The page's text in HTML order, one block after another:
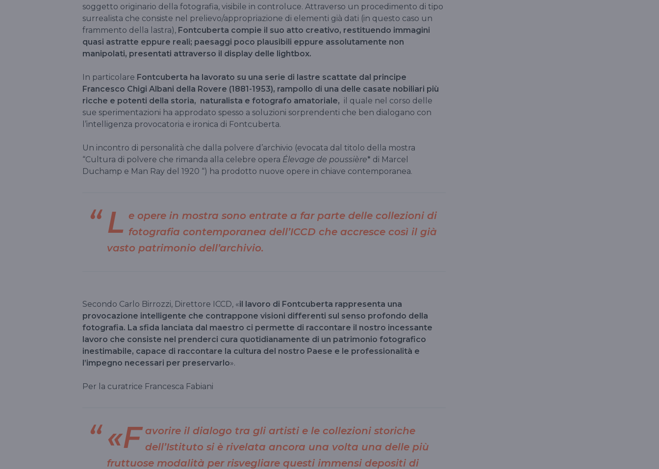
soggetto originario della fotografia, visibile in controluce. Attraverso un procedimento di tipo
surrealista che consiste nel prelievo/appropriazione di elementi già dati (in questo caso un
frammento della lastra), Fontcuberta compie il suo atto creativo, restituendo immagini
quasi astratte eppure reali; paesaggi poco plausibili eppure assolutamente non
manipolati, presentati attraverso il display delle lightbox.
In particolare Fontcuberta ha lavorato su una serie di lastre scattate dal principe
Francesco Chigi Albani della Rovere (1881-1953), rampollo di una delle casate nobiliari più
ricche e potenti della storia, naturalista e fotografo amatoriale, il quale nel corso delle
sue sperimentazioni ha approdato spesso a soluzioni sorprendenti che ben dialogano con
l’intelligenza provocatoria e ironica di Fontcuberta.
Un incontro di personalità che dalla polvere d’archivio (evocata dal titolo della mostra
“Cultura di polvere che rimanda alla celebre opera Élevage de poussière* di Marcel
Duchamp e Man Ray del 1920 “) ha prodotto nuove opere in chiave contemporanea.
L e opere in mostra sono entrate a far parte delle collezioni di
fotografia contemporanea dell’ICCD che accresce così il già
vasto patrimonio dell’archivio.
Secondo Carlo Birrozzi, Direttore ICCD, «il lavoro di Fontcuberta rappresenta una
provocazione intelligente che contrappone visioni differenti sul senso profondo della
fotografia. La sfida lanciata dal maestro ci permette di raccontare il nostro incessante
lavoro che consiste nel prenderci cura quotidianamente di un patrimonio fotografico
inestimabile, capace di raccontare la cultura del nostro Paese e le professionalità e
l’impegno necessari per preservarlo».
Per la curatrice Francesca Fabiani
«F avorire il dialogo tra gli artisti e le collezioni storiche
dell’Istituto si è rivelata ancora una volta una delle più
fruttuose modalità per risvegliare questi immensi depositi di